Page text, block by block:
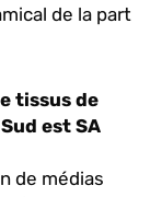
de la part
tissus de
est SA
de médias